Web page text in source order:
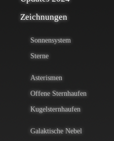
Zeichnungen
Sonnensystem
Sterne
Asterismen
Offene Sternhaufen
Kugelsternhaufen
Galaktische Nebel